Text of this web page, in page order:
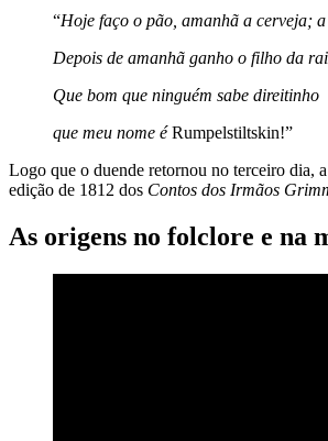
“Hoje faço o pão, amanhã a cerveja;
Depois de amanhã ganho o filho da
Que bom que ninguém sabe direitinho
que meu nome éRumpelstiltskin!”
Logo que o duende retornou no terceiro dia,
edição de 1812 dos Contos dos Irmãos
As origens no folclore e na